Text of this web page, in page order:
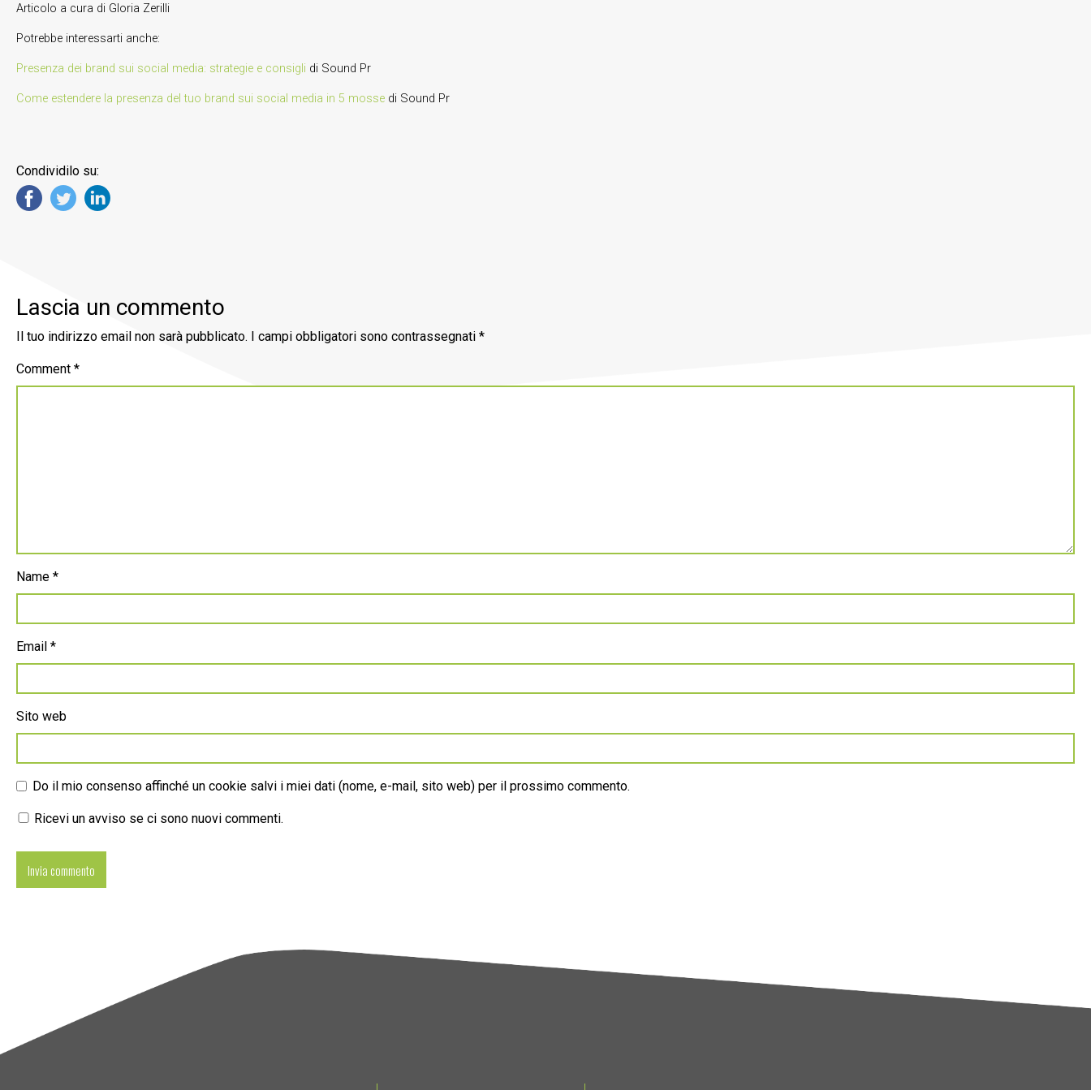
Articolo a cura di Gloria Zerilli
Potrebbe interessarti anche:
Presenza dei brand sui social media: strategie e consigli di Sound Pr
Come estendere la presenza del tuo brand sui social media in 5 mosse di Sound Pr
Condividilo su:
Lascia un commento
Il tuo indirizzo email non sarà pubblicato. I campi obbligatori sono contrassegnati *
Comment *
Name *
Email *
Sito web
Do il mio consenso affinché un cookie salvi i miei dati (nome, e-mail, sito web) per il prossimo commento.
Ricevi un avviso se ci sono nuovi commenti.